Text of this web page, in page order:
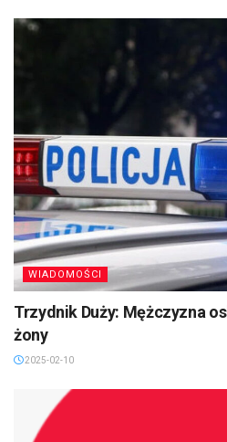
WIADOMOŚCI
Trzydnik Duży: Mężczyzna
żony
2025-02-10